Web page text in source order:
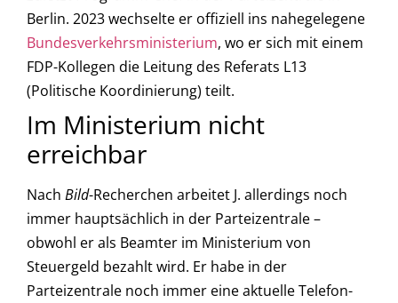
Berlin. 2023 wechselte er offiziell ins nahegelegene
Bundesverkehrsministerium, wo er sich mit einem
FDP-Kollegen die Leitung des Referats L13
(Politische Koordinierung) teilt.
Im Ministerium nicht
erreichbar
Nach Bild-Recherchen arbeitet J. allerdings noch
immer hauptsächlich in der Parteizentrale –
obwohl er als Beamter im Ministerium von
Steuergeld bezahlt wird. Er habe in der
Parteizentrale noch immer eine aktuelle Telefon-